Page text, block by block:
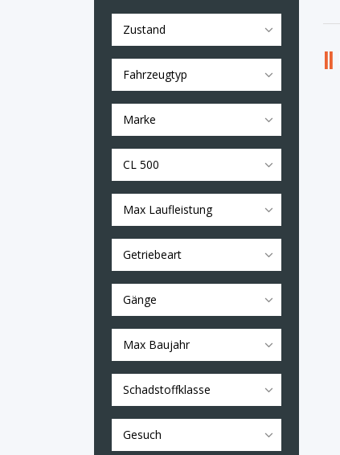
Zustand
Fahrzeugtyp
Marke
CL 500
Max Laufleistung
Getriebeart
Gänge
Max Baujahr
Schadstoffklasse
Gesuch